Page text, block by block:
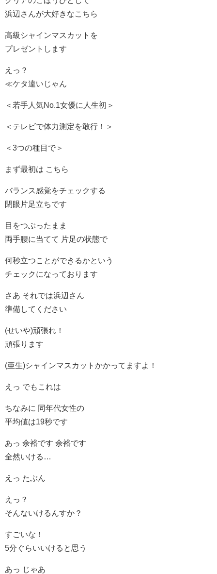
浜辺さんが大好きなこちら
高級シャインマスカットを
プレゼントします
えっ？
≪ケタ違いじゃん
＜若手人気No.1女優に人生初＞
＜テレビで体力測定を敢行！＞
＜3つの種目で＞
まず最初は こちら
バランス感覚をチェックする
閉眼片足立ちです
目をつぶったまま
両手腰に当てて 片足の状態で
何秒立つことができるかという
チェックになっております
さあ それでは浜辺さん
準備してください
(せいや)頑張れ！
頑張ります
(亜生)シャインマスカットかかってますよ！
えっ でもこれは
ちなみに 同年代女性の
平均値は19秒です
あっ 余裕です 余裕です
全然いける…
えっ たぶん
えっ？
そんないけるんすか？
すごいな！
5分ぐらいいけると思う
あっ じゃあ